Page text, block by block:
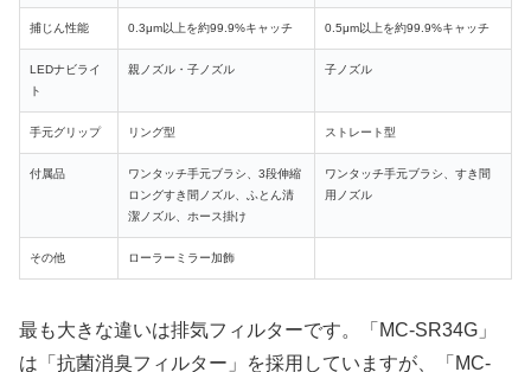
捕じん性能 0.3μm以上を約99.9%キャッチ 0.5μm以上を約99.9%キャッチ
LEDナビライ
ト
親ノズル・子ノズル 子ノズル
手元グリップ リング型 ストレート型
付属品
ワンタッチ手元ブラシ、3段伸縮
ロングすき間ノズル、ふとん清
潔ノズル、ホース掛け
ワンタッチ手元ブラシ、すき間
用ノズル
その他 ローラーミラー加飾
最も大きな違いは排気フィルターです。「MC-SR34G」
は「抗菌消臭フィルター」を採用していますが、「MC-